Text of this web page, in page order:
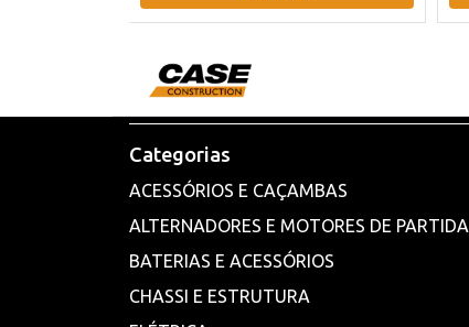
Categorias
ACESSÓRIOS E CAÇAMBAS
ALTERNADORES E MOTORES DE PARTIDA
BATERIAS E ACESSÓRIOS
CHASSI E ESTRUTURA